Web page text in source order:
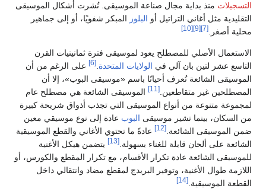
التسجيلات منذ بداية مجال صناعة الموسيقى. نُشرت أشكال الموسيقى
التقليدية مثل أغاني التراتيل أو البلوز المبكر شفويًا، أو إلى جماهير
محلية أصغر.
[7]
[9]
[10]
الاستعمال الأصلي للمصطلح يعود لموسيقى فترة ثمانينيات القرن
التاسع عشر لتين بان آلي في الولايات المتحدة [6]
على الرغم من أن
الموسيقى الشائعة تُعرف أحيانًا باسم «موسيقى البوب»، إلا أن
المصطلحين غير متقاطعين. [11]
الموسيقى الشائعة هي مصطلح عام
لمجموعة متنوعة من أنواع الموسيقى التي تجذب أذواق شريحة كبيرة
من السكان، بينما تشير موسيقى البوب عادة إلى نوع موسيقي معين
ضمن الموسيقى الشائعة. [12]
عادةً ما تحتوي الأغاني والقطع الموسيقية
الشائعة على ألحان قابلة للغناء بسهولة. [13]
يتضمن هيكل الأغنية
للموسيقى الشائعة عادة تكرار الأقسام، مع تكرار المقطع والكورس، أو
اللازمة طوال الأغنية، وتوفير البريدج لمقطع مضاد وانتقالي داخل
القطعة الموسيقية. [14]